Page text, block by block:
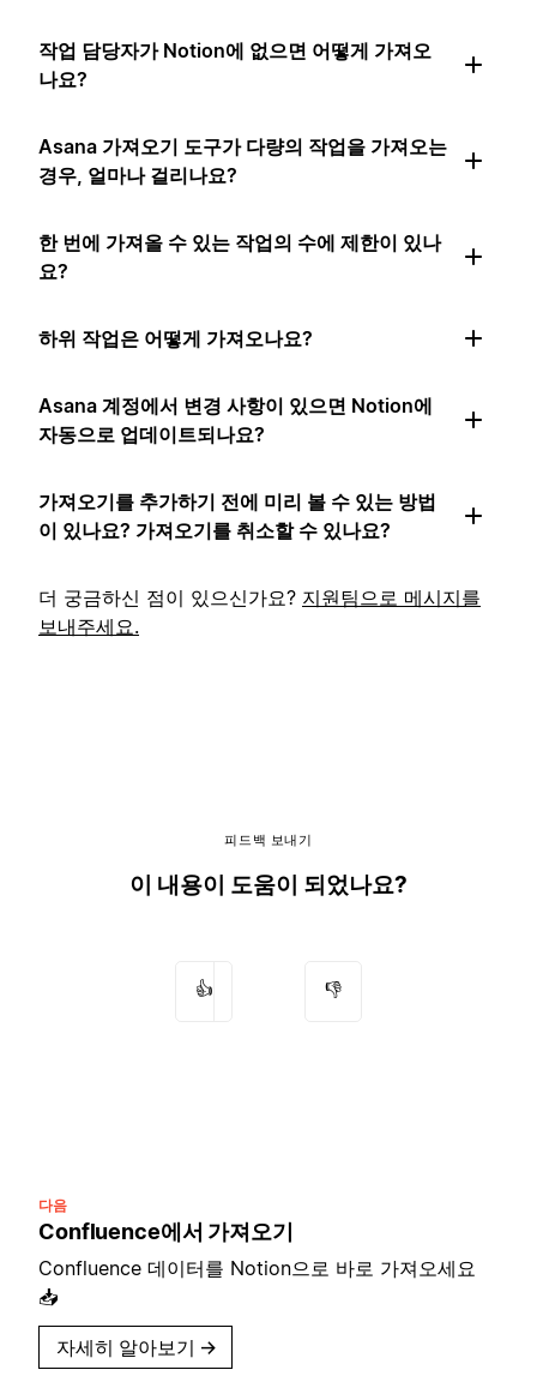
작업 담당자가 Notion에 없으면 어떻게 가져오
나요?
Asana 가져오기 도구가 다량의 작업을 가져오는
경우, 얼마나 걸리나요?
한 번에 가져올 수 있는 작업의 수에 제한이 있나
요?
하위 작업은 어떻게 가져오나요?
Asana 계정에서 변경 사항이 있으면 Notion에
자동으로 업데이트되나요?
가져오기를 추가하기 전에 미리 볼 수 있는 방법
이 있나요? 가져오기를 취소할 수 있나요?
더 궁금하신 점이 있으신가요? 지원팀으로 메시지를
보내주세요.
피드백 보내기
이 내용이 도움이 되었나요?
👍 👎
다음
Confluence에서 가져오기
Confluence 데이터를 Notion으로 바로 가져오세요
📥
자세히 알아보기 →